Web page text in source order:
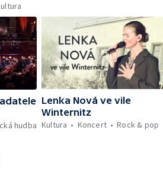
hudba
Lenka Nová ve vile
Winternitz
Kultura
Koncert Rock & pop